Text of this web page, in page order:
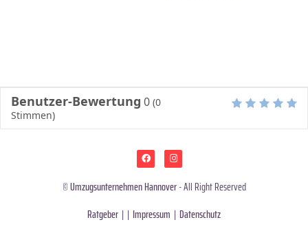
Benutzer-Bewertung 0 (0
Stimmen)
©Umzugsunternehmen Hannover- All Right Reserved
Ratgeber | | Impressum | Datenschutz